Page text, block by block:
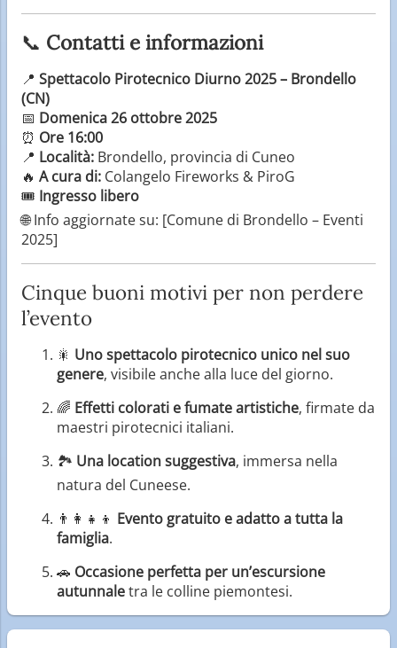
📞 Contatti e informazioni
📍 Spettacolo Pirotecnico Diurno 2025 – Brondello
(CN)
📅 Domenica 26 ottobre 2025
⏰ Ore 16:00
📍 Località: Brondello, provincia di Cuneo
🔥 A cura di: Colangelo Fireworks & PiroG
🎟️ Ingresso libero
🌐 Info aggiornate su: [Comune di Brondello – Eventi
2025]
Cinque buoni motivi per non perdere
l’evento
🎇 Uno spettacolo pirotecnico unico nel suo
genere, visibile anche alla luce del giorno.
🌈 Effetti colorati e fumate artistiche, firmate da
maestri pirotecnici italiani.
🏞️ Una location suggestiva, immersa nella
natura del Cuneese.
👨‍👩‍👧‍👦 Evento gratuito e adatto a tutta la
famiglia.
🚗 Occasione perfetta per un’escursione
autunnaletra le colline piemontesi.